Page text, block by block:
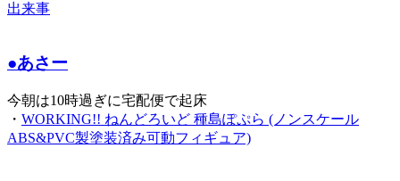
出来事
●あさー
今朝は10時過ぎに宅配便で起床
・ WORKING!! ねんどろいど 種島ぽぷら (ノンスケール
ABS&PVC製塗装済み可動フィギュア)